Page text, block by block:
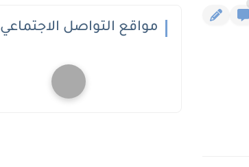
مواقع التواصل الاجتماعي